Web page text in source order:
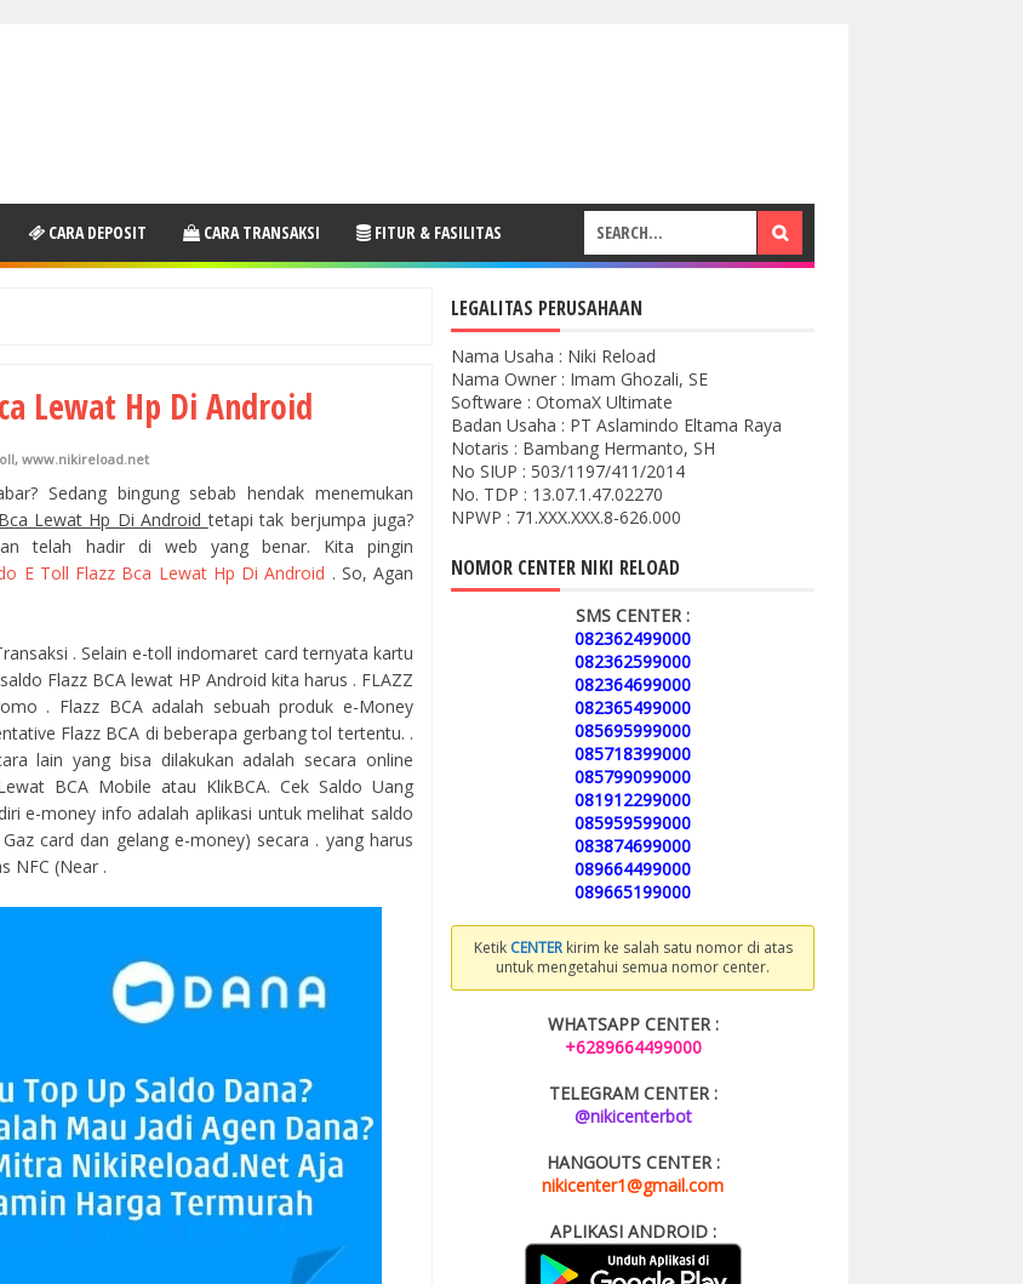
CARA DEPOSIT CARA TRANSAKSI FITUR & FASILITAS
Lewat Hp Di Android
, www.nikireload.net
Sedang bingung sebab hendak menemukan
Lewat Hp Di Androidtetapi tak berjumpa juga?
telah hadir di web yang benar. Kita pingin
E Toll Flazz Bca Lewat Hp Di Android . So, Agan
. Selain e-toll indomaret card ternyata kartu
Flazz BCA lewat HP Android kita harus . FLAZZ
. Flazz BCA adalah sebuah produk e-Money
Flazz BCA di beberapa gerbang tol tertentu. .
lain yang bisa dilakukan adalah secara online
BCA Mobile atau KlikBCA. Cek Saldo Uang
e-money info adalah aplikasi untuk melihat saldo
card dan gelang e-money) secara . yang harus
NFC (Near .
LEGALITAS PERUSAHAAN
Nama Usaha : Niki Reload
Nama Owner : Imam Ghozali, SE
Software : OtomaX Ultimate
Badan Usaha : PT Aslamindo Eltama Raya
Notaris : Bambang Hermanto, SH
No SIUP : 503/1197/411/2014
No. TDP : 13.07.1.47.02270
NPWP : 71.XXX.XXX.8-626.000
NOMOR CENTER NIKI RELOAD
SMS CENTER :
082362499000
082362599000
082364699000
082365499000
085695999000
085718399000
085799099000
081912299000
085959599000
083874699000
089664499000
089665199000
Ketik CENTERkirim ke salah satu nomor di atas
untuk mengetahui semua nomor center.
WHATSAPP CENTER :
+6289664499000
TELEGRAM CENTER :
@nikicenterbot
HANGOUTS CENTER :
nikicenter1@gmail.com
APLIKASI ANDROID :